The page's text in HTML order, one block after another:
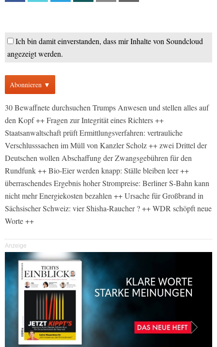
Ich bin damit einverstanden, dass mir Inhalte von Soundcloud
angezeigt werden.
Abonnieren ▼
30 Bewaffnete durchsuchen Trumps Anwesen und stellen alles auf
den Kopf ++ Fragen zur Integrität eines Richters ++
Staatsanwaltschaft prüft Ermittlungsverfahren: vertrauliche
Verschlusssachen im Müll von Kanzler Scholz ++ zwei Drittel der
Deutschen wollen Abschaffung der Zwangsgebühren für den
Rundfunk ++ Bio-Eier werden knapp: Ställe bleiben leer ++
überraschendes Ergebnis hoher Strompreise: Berliner S-Bahn kann
nicht mehr Energiekosten bezahlen ++ Ursache für Großbrand in
Sächsischer Schweiz: vier Shisha-Raucher ? ++ WDR schöpft neue
Worte ++
Anzeige